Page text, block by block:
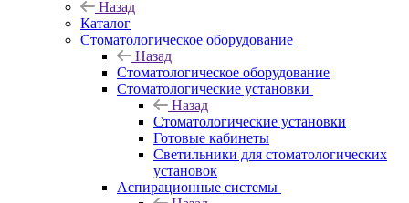
Назад
Каталог
Стоматологическое оборудование
Назад
Стоматологическое оборудование
Стоматологические установки
Назад
Стоматологические установки
Готовые кабинеты
Светильники для стоматологических
установок
Аспирационные системы